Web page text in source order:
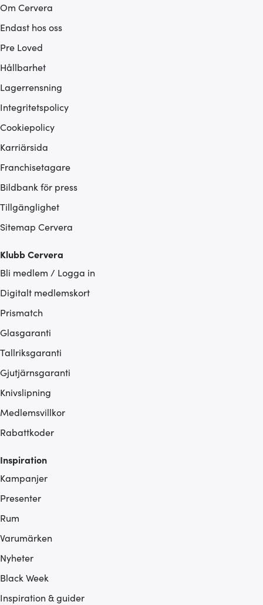
Om Cervera
Endast hos oss
Pre Loved
Hållbarhet
Lagerrensning
Integritetspolicy
Cookiepolicy
Karriärsida
Franchisetagare
Bildbank för press
Tillgänglighet
Sitemap Cervera
Klubb Cervera
Bli medlem / Logga in
Digitalt medlemskort
Prismatch
Glasgaranti
Tallriksgaranti
Gjutjärnsgaranti
Knivslipning
Medlemsvillkor
Rabattkoder
Inspiration
Kampanjer
Presenter
Rum
Varumärken
Nyheter
Black Week
Inspiration & guider